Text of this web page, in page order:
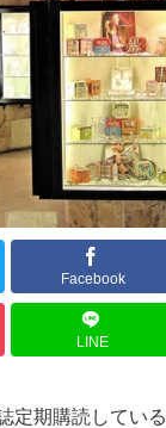
Facebook
LINE
定期購読してい